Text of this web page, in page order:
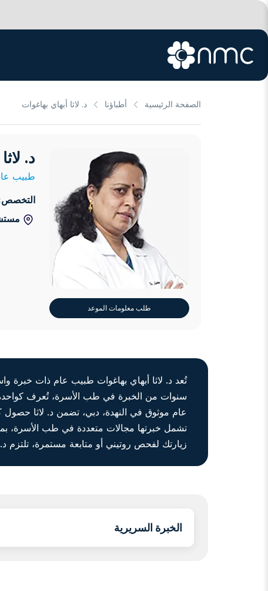
الصفحة الرئيسية أطباؤنا د. لاثا أبهاي بهاغوات
طلب معلومات الموعد
د.
طبيب
تُعد د. لاثا أبهاي بهاغوات طبيب عام ذات خبرة
سنوات من الخبرة في طب الأسرة، تُعرف كواحدة
عام موثوق في النهدة، دبي، تضمن د. لاثا
تشمل خبرتها مجالات متعددة في طب الأسرة،
زيارتك لفحص روتيني أو متابعة مستمرة، تلتزم
الخبرة السريرية